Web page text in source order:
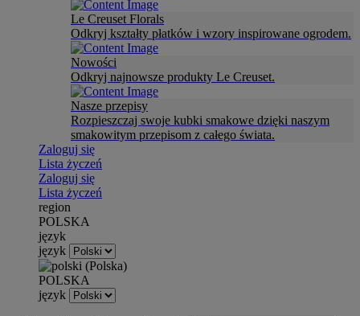
Le Creuset Florals
Odkryj kształty płatków i wzory inspirowane ogrodem.
Nowości
Odkryj najnowsze produkty Le Creuset.
Nasze przepisy
Rozpieszczaj swoje kubki smakowe dzięki naszym
smakowitym przepisom z całego świata.
Zaloguj się
Lista życzeń
Zaloguj się
Lista życzeń
region
POLSKA
język
język
POLSKA
język